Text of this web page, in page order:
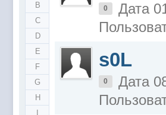
B
C
D
E
F
G
H
0
Дата
s0L
0
Дата